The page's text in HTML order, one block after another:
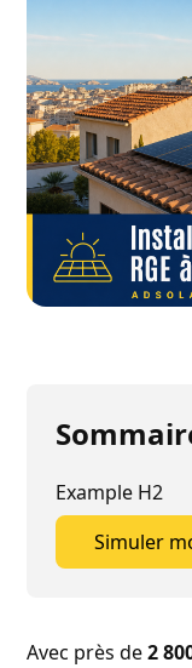
Example H2
Simuler
Avec près de2